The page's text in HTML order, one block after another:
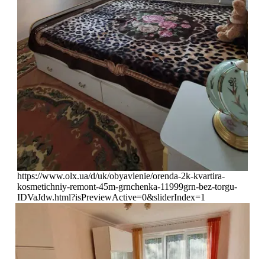
https://www.olx.ua/d/uk/obyavlenie/orenda-2k-kvartira-
kosmetichniy-remont-45m-grnchenka-11999grn-bez-torgu-
IDVaJdw.html?isPreviewActive=0&sliderIndex=1